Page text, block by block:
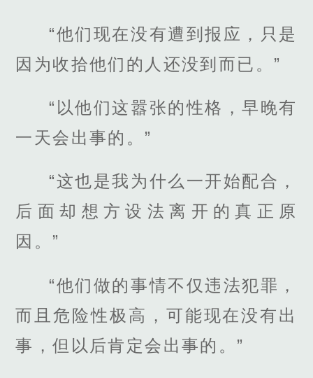
“他们现在没有遭到报应，只是
因为收拾他们的人还没到而已。”
“以他们这嚣张的性格，早晚有
一天会出事的。”
“这也是我为什么一开始配合，
后面却想方设法离开的真正原
因。”
“他们做的事情不仅违法犯罪，
而且危险性极高，可能现在没有出
事，但以后肯定会出事的。”